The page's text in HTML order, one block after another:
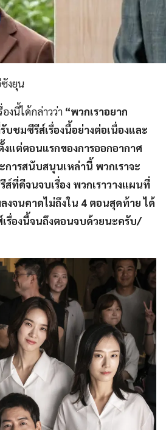
งยุน
งนี้ได้กล่าวว่า “พวกเราอยาก
มซีรีส์เรื่องนี้อย่างต่อเนื่องและ
แต่ตอนแรกของการออกอากาศ
ารสนับสนุนเหล่านี้ พวกเราจะ
ส์ที่ดีจนจบเรื่อง พวกเราวางแผนที่
จนคาดไม่ถึงใน 4 ตอนสุดท้าย ได้
รื่องนี้จนถึงตอนจบด้วยนะครับ/